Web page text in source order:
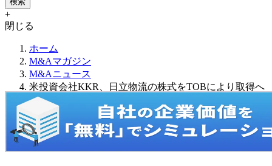
+
閉じる
ホーム
M&Aマガジン
M&Aニュース
米投資会社KKR、日立物流の株式をTOBにより取得へ